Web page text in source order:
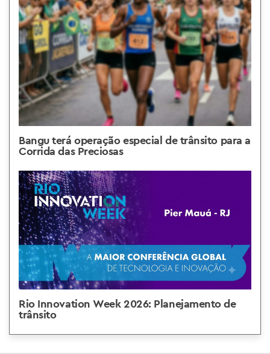
Bangu terá operação especial de trânsito para a
Corrida das Preciosas
Rio Innovation Week 2026: Planejamento de
trânsito